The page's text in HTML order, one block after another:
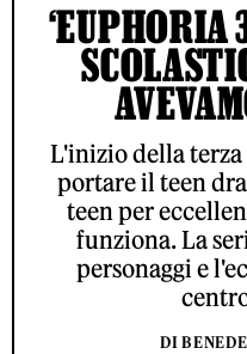
‘EUPHORIA
L'inizio della terza
portare il teen
teen per
funziona. La
personaggi e
DI